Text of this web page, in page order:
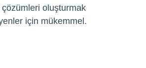
çözümleri oluşturmak
için mükemmel.